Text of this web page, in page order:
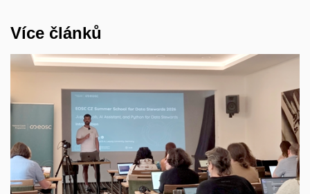
Více článků